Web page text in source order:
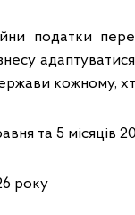
податки
кожному,
та 5 місяців
року